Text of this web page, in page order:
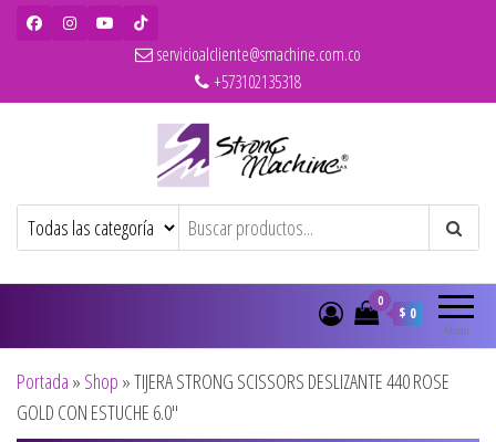
servicioalcliente@smachine.com.co
+573102135318
Strong Machine – BaBylissPRO – WAHL
– Olivia Garden
Ventas de secadores, planchas, rizadores,
maquinas de corte, pitilleras, tijeras,
peluquería y barbería
Menú
0
$ 0
Portada » Shop »TIJERA STRONG SCISSORS DESLIZANTE 440 ROSE
GOLD CON ESTUCHE 6.0″